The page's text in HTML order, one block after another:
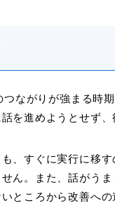
ながりが強まる時
を進めようとせず
、すぐに実行に移
ん。また、話がう
ところから改善への